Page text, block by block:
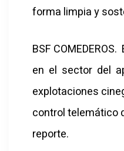
forma limpia y
BSF
en el sector del
explotaciones
control telemático
reporte.